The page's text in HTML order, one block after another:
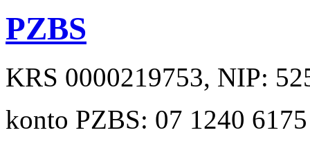
PZBS
KRS 0000219753, NIP:
konto PZBS: 07 1240